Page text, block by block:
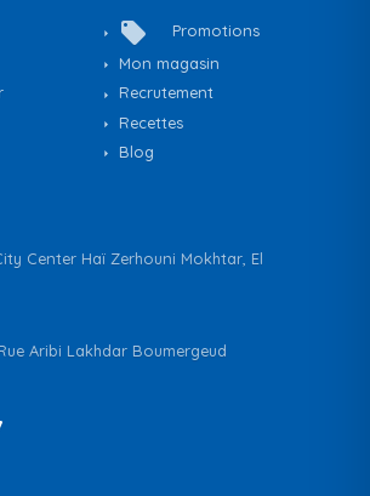
local_offer
Promotions
Mon magasin
Recrutement
Recettes
Blog
Center Haï Zerhouni Mokhtar, El
Aribi Lakhdar Boumergeud